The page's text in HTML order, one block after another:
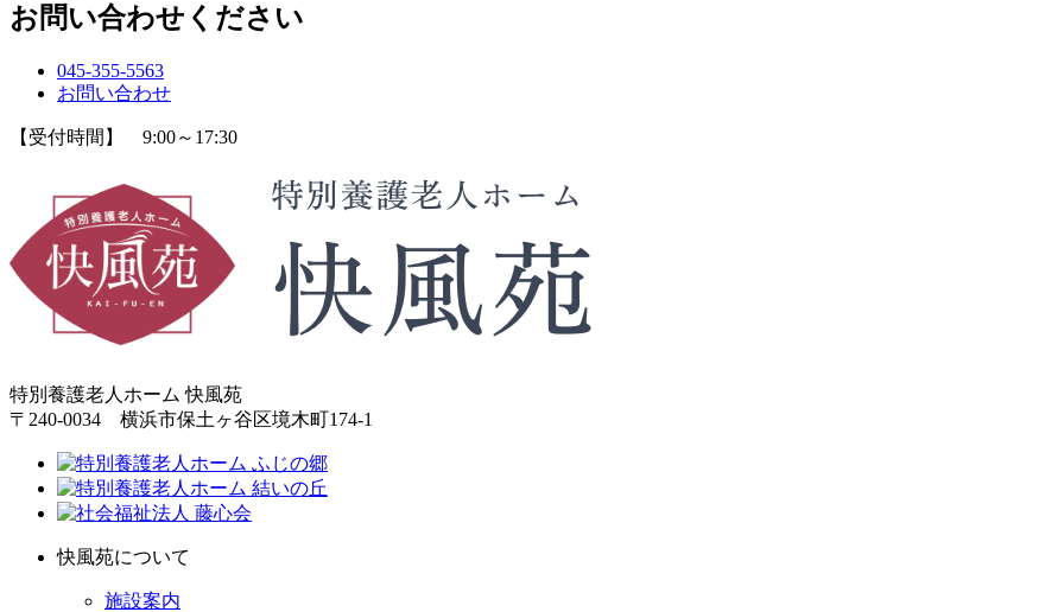
お問い合わせください
045-355-5563
お問い合わせ
【受付時間】 9:00～17:30
特別養護老人ホーム 快風苑
〒240-0034 横浜市保土ヶ谷区境木町174-1
快風苑について
施設案内